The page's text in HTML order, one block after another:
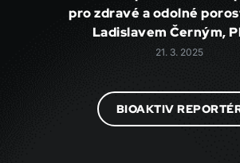
pro zdravé a odolné
Ladislavem Černým,
21. 3. 2025
BIOAKTIV